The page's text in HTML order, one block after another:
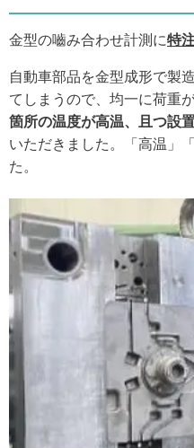
金型の嚙み合わせ計測に特
自動車部品を金型成形で製
てしまうので、均一に荷重
箇所の温度が高温、且つ設
いただきました。「高温」
た。